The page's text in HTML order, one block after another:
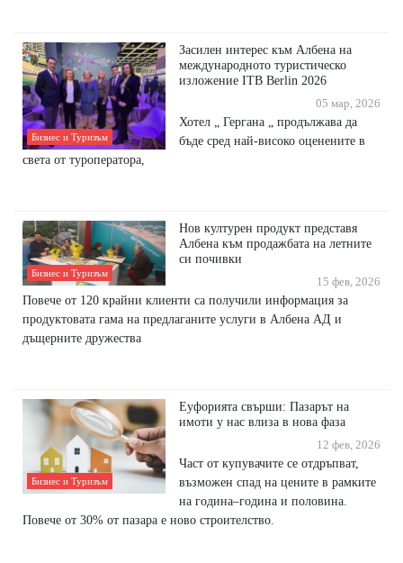
Бизнес и Туризъм
Засилен интерес към Албена на
международното туристическо
изложение ITB Berlin 2026
05 мар, 2026
Хотел „ Гергана „ продължава да
бъде сред най-високо оценените в
света от туроператора,
Бизнес и Туризъм
Нов културен продукт представя
Албена към продажбата на летните
си почивки
15 фев, 2026
Повече от 120 крайни клиенти са получили информация за
продуктовата гама на предлаганите услуги в Албена АД и
дъщерните дружества
Бизнес и Туризъм
Еуфорията свърши: Пазарът на
имоти у нас влиза в нова фаза
12 фев, 2026
Част от купувачите се отдръпват,
възможен спад на цените в рамките
на година–година и половина.
Повече от 30% от пазара е ново строителство.